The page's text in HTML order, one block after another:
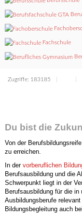
Fachschule
Zugriffe: 183185
Du bist die
Von der
zu erreichen.
In der vorberuflichen
Berufsausbildung und die
Schwerpunkt liegt in der
Berufsausbildung für die
Ausbildungsberufe
Bildungsbegleitung auch